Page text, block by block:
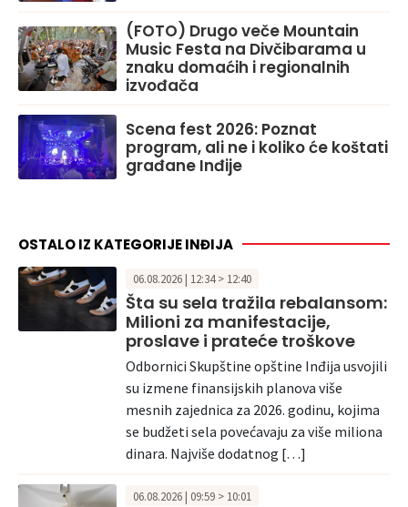
(FOTO) Drugo veče Mountain
Music Festa na Divčibarama u
znaku domaćih i regionalnih
izvođača
Scena fest 2026: Poznat
program, ali ne i koliko će koštati
građane Inđije
OSTALO IZ KATEGORIJE INĐIJA
06.08.2026 | 12:34 > 12:40
Šta su sela tražila rebalansom:
Milioni za manifestacije,
proslave i prateće troškove
Odbornici Skupštine opštine Inđija usvojili
su izmene finansijskih planova više
mesnih zajednica za 2026. godinu, kojima
se budžeti sela povećavaju za više miliona
dinara. Najviše dodatnog […]
06.08.2026 | 09:59 > 10:01